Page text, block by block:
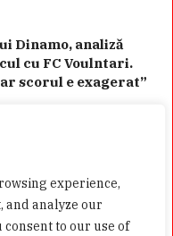
experience,
and analyze our
to our use of
Dinamo, analiză
cu FC Voulntari.
scorul e exagerat”